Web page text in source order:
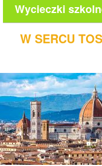
Wycieczki
W SERCU